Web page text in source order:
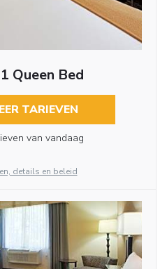
Queen Bed
TARIEVEN
van vandaag
details en beleid